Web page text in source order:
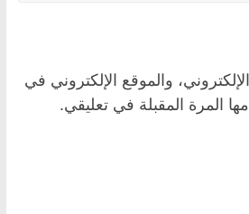
والموقع الإلكتروني في
المرة المقبلة في تعليقي.